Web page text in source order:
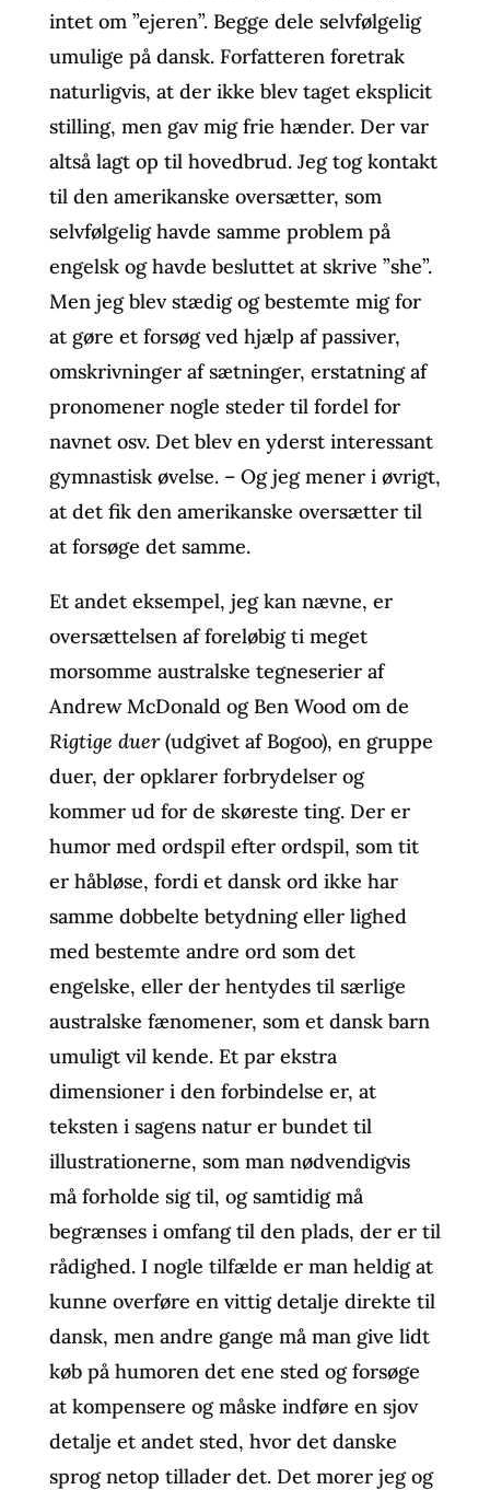
intet om ”ejeren”. Begge dele selvfølgelig
umulige på dansk. Forfatteren foretrak
naturligvis, at der ikke blev taget eksplicit
stilling, men gav mig frie hænder. Der var
altså lagt op til hovedbrud. Jeg tog kontakt
til den amerikanske oversætter, som
selvfølgelig havde samme problem på
engelsk og havde besluttet at skrive ”she”.
Men jeg blev stædig og bestemte mig for
at gøre et forsøg ved hjælp af passiver,
omskrivninger af sætninger, erstatning af
pronomener nogle steder til fordel for
navnet osv. Det blev en yderst interessant
gymnastisk øvelse. – Og jeg mener i øvrigt,
at det fik den amerikanske oversætter til
at forsøge det samme.
Et andet eksempel, jeg kan nævne, er
oversættelsen af foreløbig ti meget
morsomme australske tegneserier af
Andrew McDonald og Ben Wood om de
Rigtige duer(udgivet af Bogoo), en gruppe
duer, der opklarer forbrydelser og
kommer ud for de skøreste ting. Der er
humor med ordspil efter ordspil, som tit
er håbløse, fordi et dansk ord ikke har
samme dobbelte betydning eller lighed
med bestemte andre ord som det
engelske, eller der hentydes til særlige
australske fænomener, som et dansk barn
umuligt vil kende. Et par ekstra
dimensioner i den forbindelse er, at
teksten i sagens natur er bundet til
illustrationerne, som man nødvendigvis
må forholde sig til, og samtidig må
begrænses i omfang til den plads, der er til
rådighed. I nogle tilfælde er man heldig at
kunne overføre en vittig detalje direkte til
dansk, men andre gange må man give lidt
køb på humoren det ene sted og forsøge
at kompensere og måske indføre en sjov
detalje et andet sted, hvor det danske
sprog netop tillader det. Det morer jeg og